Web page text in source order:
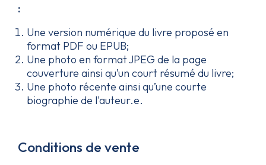
:
Une version numérique du livre proposé en
format PDF ou EPUB;
Une photo en format JPEG de la page
couverture ainsi qu’un court résumé du livre;
Une photo récente ainsi qu’une courte
biographie de l'auteur.e.
Conditions de vente